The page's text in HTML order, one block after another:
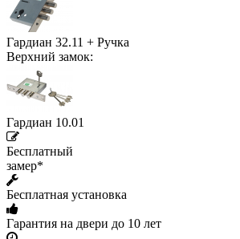
Гардиан 32.11 + Ручка
Верхний замок:
Гардиан 10.01
Бесплатный
замер*
Бесплатная установка
Гарантия на двери до 10 лет